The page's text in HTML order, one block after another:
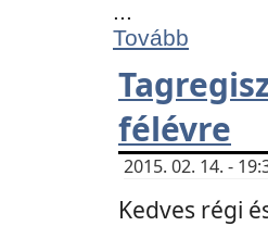
...
Tovább
félévre
2015. 02. 14. -
Kedves régi